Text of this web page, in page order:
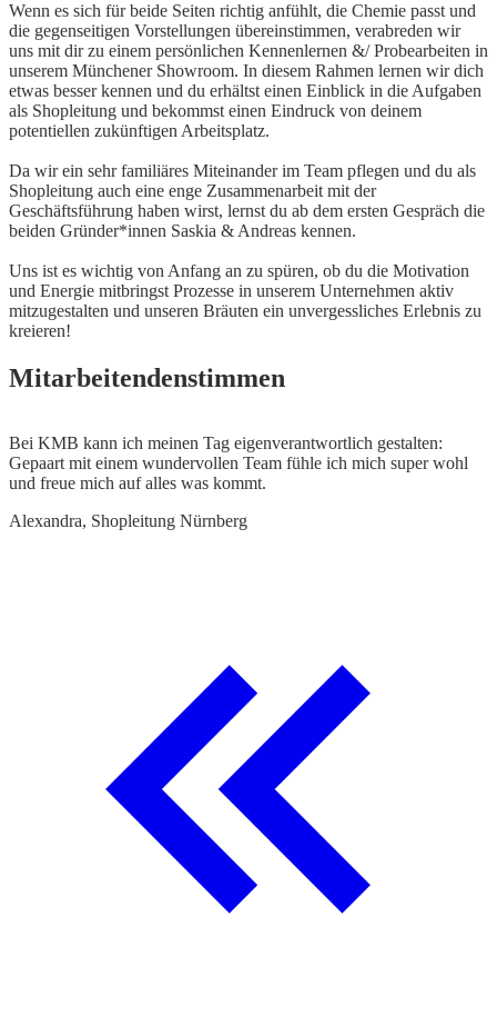
Wenn es sich für beide Seiten richtig anfühlt, die Chemie passt und
die gegenseitigen Vorstellungen übereinstimmen, verabreden wir
uns mit dir zu einem persönlichen Kennenlernen &/ Probearbeiten in
unserem Münchener Showroom. In diesem Rahmen lernen wir dich
etwas besser kennen und du erhältst einen Einblick in die Aufgaben
als Shopleitung und bekommst einen Eindruck von deinem
potentiellen zukünftigen Arbeitsplatz.
Da wir ein sehr familiäres Miteinander im Team pflegen und du als
Shopleitung auch eine enge Zusammenarbeit mit der
Geschäftsführung haben wirst, lernst du ab dem ersten Gespräch die
beiden Gründer*innen Saskia & Andreas kennen.
Uns ist es wichtig von Anfang an zu spüren, ob du die Motivation
und Energie mitbringst Prozesse in unserem Unternehmen aktiv
mitzugestalten und unseren Bräuten ein unvergessliches Erlebnis zu
kreieren!
Mitarbeitendenstimmen
Bei KMB kann ich meinen Tag eigenverantwortlich gestalten:
Gepaart mit einem wundervollen Team fühle ich mich super wohl
und freue mich auf alles was kommt.
Alexandra, Shopleitung Nürnberg